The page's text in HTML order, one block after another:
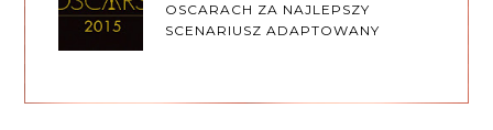
OSCARACH ZA NAJLEPSZY
SCENARIUSZ ADAPTOWANY